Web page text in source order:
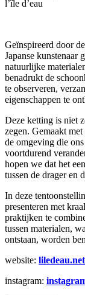
l’île d’eau
Geïnspireerd door
Japanse kunstenaar
natuurlijke
benadrukt de
te observeren,
eigenschappen te
Deze ketting is niet
zegen. Gemaakt
de omgeving die
voortdurend
hopen we dat het
tussen de drager en
In deze
presenteren met
praktijken te
tussen materialen,
ontstaan, worden
website: liledeau.net
instagram: